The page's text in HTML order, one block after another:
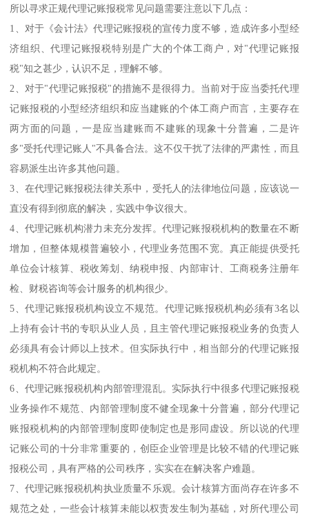
所以寻求正规代理记账报税常见问题需要注意以下几点：
1、对于《会计法》代理记账报税的宣传力度不够，造成许多小型经
济组织、代理记账报税特别是广大的个体工商户，对"代理记账报
税"知之甚少，认识不足，理解不够。
2、对于"代理记账报税"的措施不是很得力。当前对于应当委托代理
记账报税的小型经济组织和应当建账的个体工商户而言，主要存在
两方面的问题，一是应当建账而不建账的现象十分普遍，二是许
多"受托代理记账人"不具备合法。这不仅干扰了法律的严肃性，而且
容易派生出许多其他问题。
3、在代理记账报税法律关系中，受托人的法律地位问题，应该说一
直没有得到彻底的解决，实践中争议很大。
4、代理记账机构潜力未充分发挥。代理记账报税机构的数量在不断
增加，但整体规模普遍较小，代理业务范围不宽。真正能提供受托
单位会计核算、税收筹划、纳税申报、内部审计、工商税务注册年
检、财税咨询等会计服务的机构很少。
5、代理记账报税机构设立不规范。代理记账报税机构必须有3名以
上持有会计书的专职从业人员，且主管代理记账报税业务的负责人
必须具有会计师以上技术。但实际执行中，相当部分的代理记账报
税机构不符合此规定。
6、代理记账报税机构内部管理混乱。实际执行中很多代理记账报税
业务操作不规范、内部管理制度不健全现象十分普遍，部分代理记
账报税机构的内部管理制度即使制定也是形同虚设。所以说的代理
记账公司的十分非常重要的，创臣企业管理是比较不错的代理记账
报税公司，具有严格的公司秩序，实实在在解决客户难题。
7、代理记账报税机构执业质量不乐观。会计核算方面尚存在许多不
规范之处，一些会计核算未能以权责发生制为基础，对所代理公司